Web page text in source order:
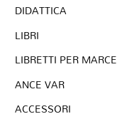
DIDATTICA
LIBRI
LIBRETTI PER MARCE
ANCE VAR
ACCESSORI